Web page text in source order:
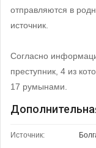
отправляются в
источник.
Согласно
преступник, 4 из
17 румынами.
Источник: